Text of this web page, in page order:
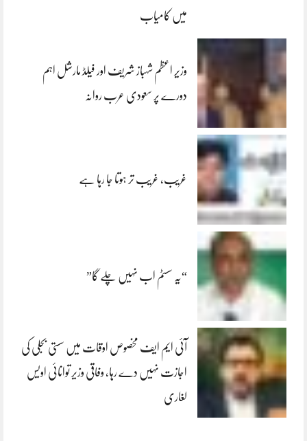
میں کامیاب
وزیر اعظم شہباز شریف اور فیلڈ مارشل اہم
دورے پر سعودی عرب روانہ
غریب، غریب تر ہوتا جا رہا ہے
“یہ سسٹم اب نہیں چلے گا”
آئی ایم ایف مخصوص اوقات میں سستی بجلی کی
اجازت نہیں دے رہا، وفاقی وزیر توانائی اویس
لغاری